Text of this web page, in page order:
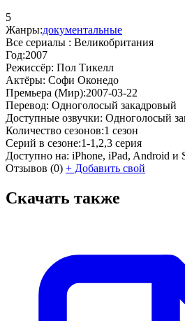
5
Жанры:документальные
Все сериалы : Великобритания
Год:2007
Режиссёр: Пол Тикелл
Актёры: Софи Оконедо
Премьера (Мир):2007-03-22
Перевод: Одноголосый закадровый
Доступные озвучки: Одноголосый
Количество сезонов:1 сезон
Серий в сезоне:1-1,2,3 серия
Доступно на: iPhone, iPad, Android и
Отзывов (0) + Добавить свой
Скачать также